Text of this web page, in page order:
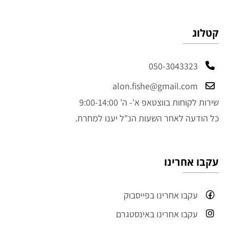
קטלוג
050-3043323
alon.fishe@gmail.com
שירות לקוחות בווצטאפ א'- ה' 9:00-14:00
כל הודעה לאחר השעות הנ"ל יענו למחרת.
עקבו אחרינו
עקבו אחרינו בפייסבוק
עקבו אחרינו באינסטגרם